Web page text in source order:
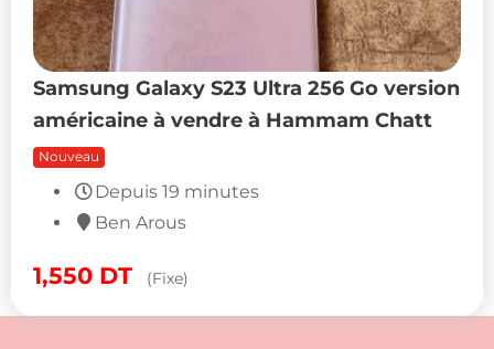
Samsung Galaxy S23 Ultra 256 Go version
américaine à vendre à Hammam Chatt
Nouveau
Depuis 19 minutes
Ben Arous
1,550 DT (Fixe)